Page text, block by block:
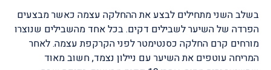
בשלב השני מתחילים לבצע את ההחלקה עצמה כאשר מבצעים
הפרדה של השיער לשבילים דקים. בכל אחד מהשבילים שנוצרו
מורחים קרם החלקה כסנטימטר לפני הקרקפת עצמה. לאחר
המריחה עוטפים את השיער עם ניילון נצמד, חשוב מאוד